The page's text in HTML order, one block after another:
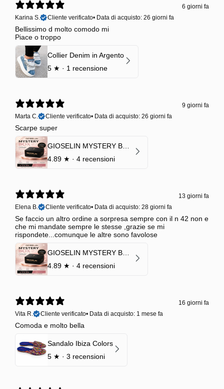
6 giorni fa
Karina S.
Cliente verificato• Data di acquisto: 26 giorni fa
Bellissimo d molto comodo mi
Piace o troppo
Collier Denim in Argento
5 ★ · 1 recensione
9 giorni fa
Marta C.
Cliente verificato• Data di acquisto: 26 giorni fa
Scarpe super
GIOSELIN MYSTERY BOX | €24,99 → Valore garantito minimo €70
4.89 ★ · 4 recensioni
13 giorni fa
Elena B.
Cliente verificato• Data di acquisto: 28 giorni fa
Se faccio un altro ordine a sorpresa sempre con il n 42 non e
che mi mandate sempre le stesse ,grazie se mi
rispondete...comunque le altre sono favolose
GIOSELIN MYSTERY BOX | €24,99 → Valore garantito minimo €70
4.89 ★ · 4 recensioni
16 giorni fa
Vita R.
Cliente verificato• Data di acquisto: 1 mese fa
Comoda e molto bella
Sandalo Ibiza Colors
5 ★ · 3 recensioni